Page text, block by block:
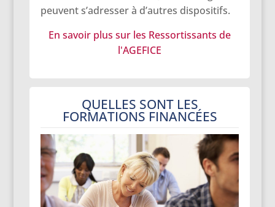
peuvent s’adresser à d’autres dispositifs.
En savoir plus sur les Ressortissants de
l'AGEFICE
QUELLES SONT LES
FORMATIONS FINANCÉES